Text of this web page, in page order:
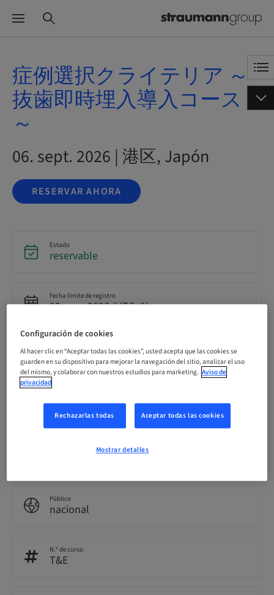
症例選択クライテリア ～
抜歯即時埋入導入コース
～
06. sept. 2026 | 港区, Japón
RESERVAR AHORA
Estado
reservable
Fecha límite de registro
23. ago. 2026 (UTC+9)
Precio por participante (se aplican impuestos locales)
JPY 50000.00
Japonés
0.00 Puntos
Público
nacional
N.º de curso
T&E
Configuración de cookies
Al hacer clic en “Aceptar todas las cookies”, usted acepta que las cookies se
guarden en su dispositivo para mejorar la navegación del sitio, analizar el uso
del mismo, y colaborar con nuestros estudios para marketing. Aviso de
privacidad
Rechazarlas todas Aceptar todas las cookies
Mostrar detalles